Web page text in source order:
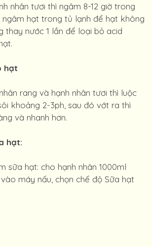
nhân tươi thì ngâm 8-12 giờ trong
hạt trong tủ lạnh để hạt không
thay nước 1 lần để loại bỏ acid
hạt
rang và hạnh nhân tươi thì luộc
khoảng 2-3ph, sau đó vớt ra thì
và nhanh hơn.
hạt:
sữa hạt: cho hạnh nhân 1000ml
máy nấu, chọn chế độ Sữa hạt